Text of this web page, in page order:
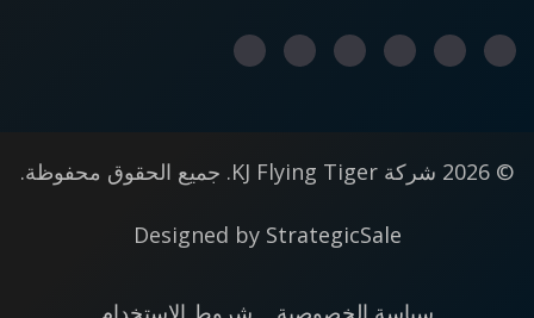
© 2026 شركة KJ Flying Tiger. جميع الحقوق محفوظة.
Designed by StrategicSale
شروط الاستخدام سياسة الخصوصية